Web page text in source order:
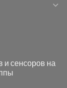
и сенсоров на